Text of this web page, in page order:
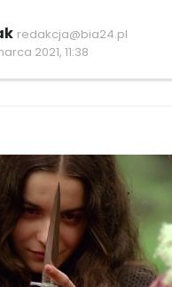
redakcja@bia24.pl
2021, 11:38